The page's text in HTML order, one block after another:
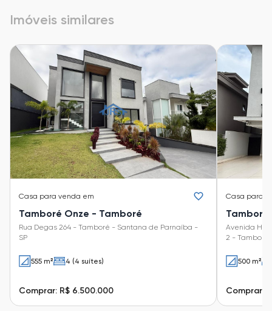
Imóveis similares
Casa para venda em
Tamboré Onze - Tamboré
Rua Degas 264 - Tamboré - Santana de Parnaíba -
SP
555 m² 4 (4 suítes)
Comprar: R$ 6.500.000
Casa para
Tamboré
Avenida
2 - Tamboré
500 m²
Comprar: